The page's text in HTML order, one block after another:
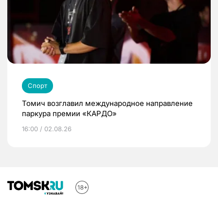
Спорт
Томич возглавил международное направление
паркура премии «КАРДО»
16:00 / 02.08.26